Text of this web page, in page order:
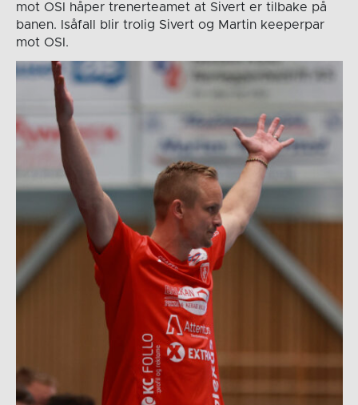
mot OSI håper trenerteamet at Sivert er tilbake på
banen. Isåfall blir trolig Sivert og Martin keeperpar
mot OSI.